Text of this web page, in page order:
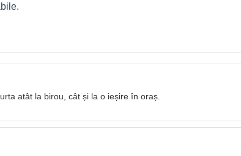
atât la birou, cât și la o ieșire în oraș.